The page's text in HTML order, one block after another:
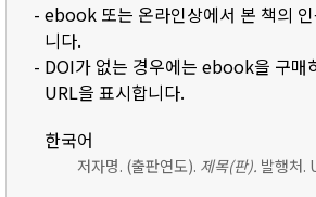
- ebook 또는 온라인상에서 본 책의
니다.
- DOI가 없는 경우에는 ebook을 구매
URL을 표시합니다.
한국어
저자명. (출판연도). 제목(판). 발행처.